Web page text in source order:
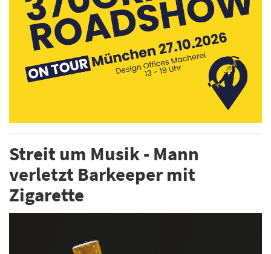
Streit um Musik - Mann
verletzt Barkeeper mit
Zigarette